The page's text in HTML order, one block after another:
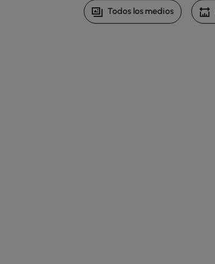
Todos los medios